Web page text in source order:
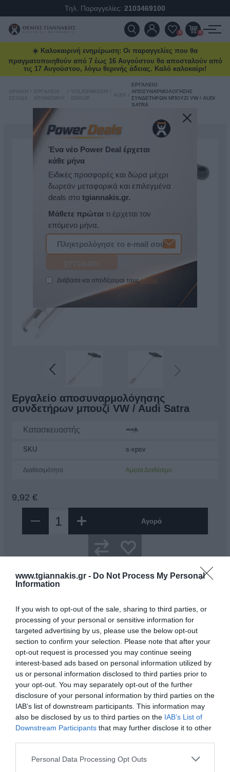
www.tgiannakis.gr - Do Not Process My Personal
Information
If you wish to opt-out of the sale, sharing to third parties, or
processing of your personal or sensitive information for
targeted advertising by us, please use the below opt-out
section to confirm your selection. Please note that after your
opt-out request is processed you may continue seeing
interest-based ads based on personal information utilized by
us or personal information disclosed to third parties prior to
your opt-out. You may separately opt-out of the further
disclosure of your personal information by third parties on the
IAB’s list of downstream participants. This information may
also be disclosed by us to third parties on the IAB’s List of
Downstream Participants that may further disclose it to other
Please note that this website/app uses one or more Google
Personal Data Processing Opt Outs
Τηλ. Παραγγελίες: 2103469100
ΠΡΟΪΌΝΤΑ
ΠΡΟΣΦΟΡΈΣ
ΕΠΙΚΟΙΝΩΝΊΑ
ΝΈΑ & ΆΡΘΡΑ
0 0
☀️ Καλοκαιρινή ενημέρωση: Οι παραγγελίες που θα
πραγματοποιηθούν από 7 έως 16 Αυγούστου θα αποσταλούν από
τις 17 Αυγούστου, λόγω θερινής άδειας. Καλό καλοκαίρι!
ΕΡΓΑΛΕΊΟ
ΑΠΟΣΥΝΑΡΜΟΛΌΓΗΣΗΣ
ΣΥΝΔΕΤΉΡΩΝ ΜΠΟΥΖΊ VW / AUDI
SATRA
Εργαλείο αποσυναρμολόγησης
συνδετήρων μπουζί VW / Audi Satra
Κατασκευαστής
SKU s-xpsv
Διαθεσιμότητα Άμεσα Διαθέσιμο
9,92 €
Αγορά
Εργαλείο αποσυναρμολόγησης συνδετήρων μπουζί VW / Audi
Για συνδετήρες που είναι βαθιά στον κινητήρα
Μήκος: 265 mm
Κωδικοί κινητήρων:
AEG - AVH - AZG - BBW - BDC - BEV - BGD
Asta
Ένα νέο Power Deal έρχεται
κάθε μήνα
Ειδικές προσφορές και δώρα μέχρι
δωρεάν μεταφορικά και επιλεγμένα
deals στο tgiannakis.gr.
Μάθετε πρώτοι τι έρχεται τον
επόμενο μήνα.
Διάβασα και αποδέχομαι τουςόρους